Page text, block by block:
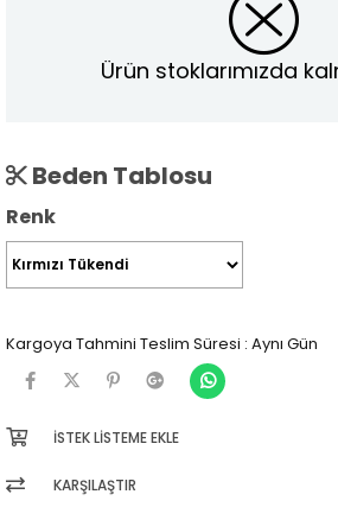
Ürün stoklarımızda
Beden Tablosu
Renk
Kargoya Tahmini Teslim Süresi : Aynı Gün
İSTEK LISTEME EKLE
KARŞILAŞTIR